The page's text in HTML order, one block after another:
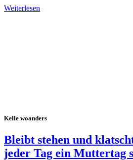
Weiterlesen
Kelle woanders
Bleibt stehen und
jeder Tag ein Muttertag